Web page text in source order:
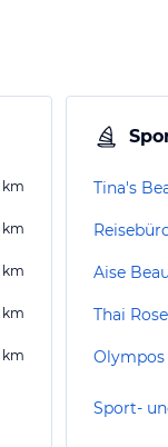
km
km
km
km
km
Tina's
Aise
Sport-